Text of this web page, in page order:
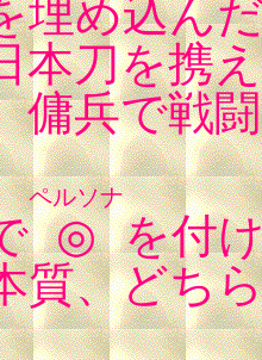
埋め込ん
本刀を携
傭兵で戦
◎
ペルソナ
を付
質、どち